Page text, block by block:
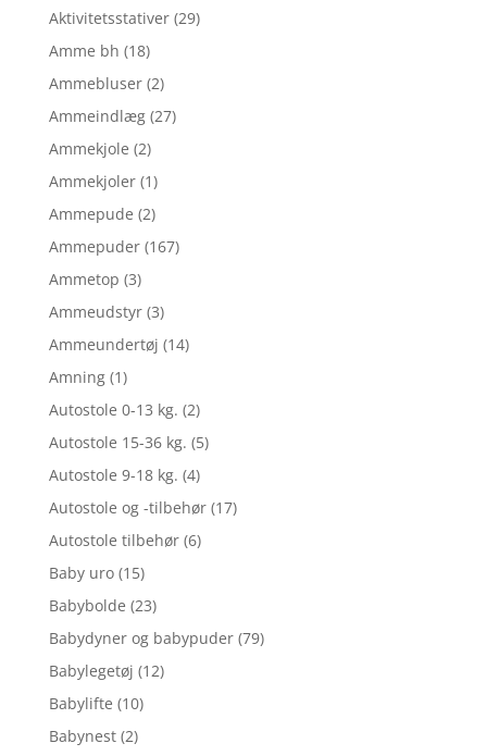
Aktivitetsstativer (29)
Amme bh (18)
Ammebluser (2)
Ammeindlæg (27)
Ammekjole (2)
Ammekjoler (1)
Ammepude (2)
Ammepuder (167)
Ammetop (3)
Ammeudstyr (3)
Ammeundertøj (14)
Amning (1)
Autostole 0-13 kg. (2)
Autostole 15-36 kg. (5)
Autostole 9-18 kg. (4)
Autostole og -tilbehør (17)
Autostole tilbehør (6)
Baby uro (15)
Babybolde (23)
Babydyner og babypuder (79)
Babylegetøj (12)
Babylifte (10)
Babynest (2)